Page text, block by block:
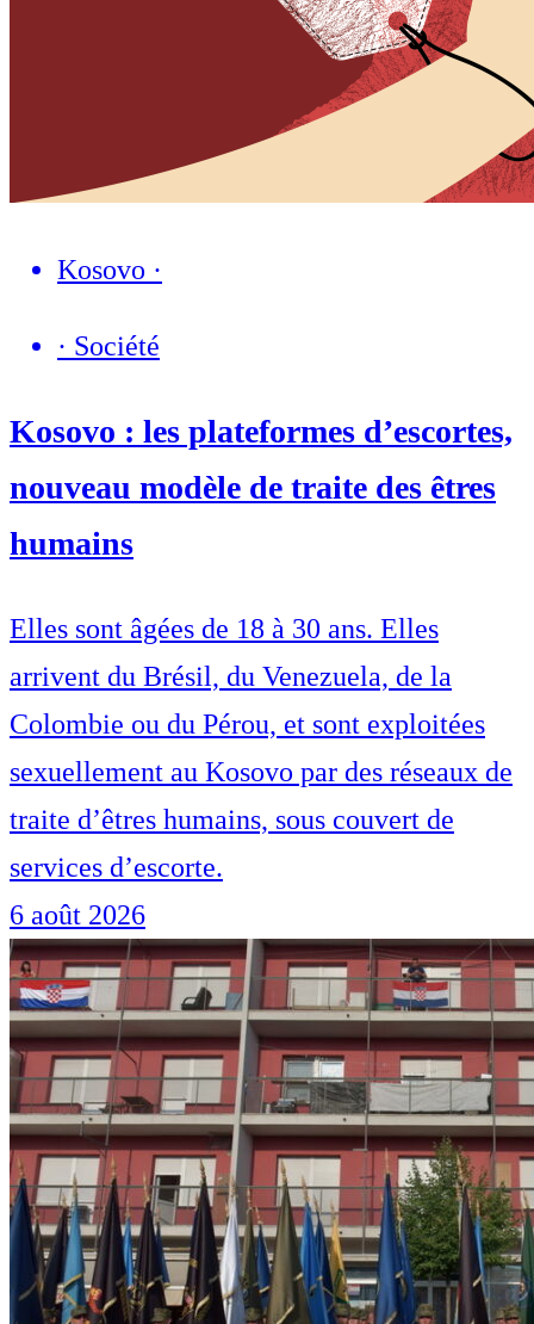
Kosovo ·
· Société
Kosovo : les plateformes d’escortes,
nouveau modèle de traite des êtres
humains
Elles sont âgées de 18 à 30 ans. Elles
arrivent du Brésil, du Venezuela, de la
Colombie ou du Pérou, et sont exploitées
sexuellement au Kosovo par des réseaux de
traite d’êtres humains, sous couvert de
services d’escorte.
6 août 2026